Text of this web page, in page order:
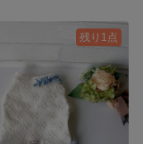
残り1点